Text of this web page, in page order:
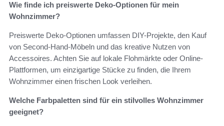
Wie finde ich preiswerte Deko-Optionen für mein
Wohnzimmer?
Preiswerte Deko-Optionen umfassen DIY-Projekte, den Kauf
von Second-Hand-Möbeln und das kreative Nutzen von
Accessoires. Achten Sie auf lokale Flohmärkte oder Online-
Plattformen, um einzigartige Stücke zu finden, die Ihrem
Wohnzimmer einen frischen Look verleihen.
Welche Farbpaletten sind für ein stilvolles Wohnzimmer
geeignet?